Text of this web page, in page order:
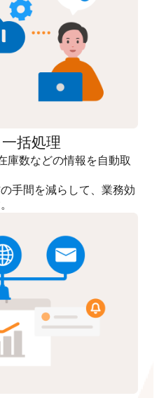
括処理
庫数などの情報を自動取
手間を減らして、業務効